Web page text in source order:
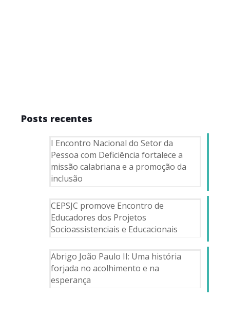
Posts recentes
I Encontro Nacional do Setor da
Pessoa com Deficiência fortalece a
missão calabriana e a promoção da
inclusão
CEPSJC promove Encontro de
Educadores dos Projetos
Socioassistenciais e Educacionais
Abrigo João Paulo II: Uma história
forjada no acolhimento e na
esperança